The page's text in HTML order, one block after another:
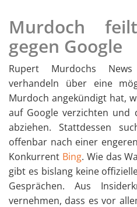
Murdoch
gegen Google
Rupert Murdochs
verhandeln über eine
Murdoch angekündigt hat,
auf Google verzichten und
abziehen. Stattdessen
offenbar nach einer
Konkurrent Bing. Wie das
gibt es bislang keine
Gesprächen. Aus
vernehmen, dass es vor